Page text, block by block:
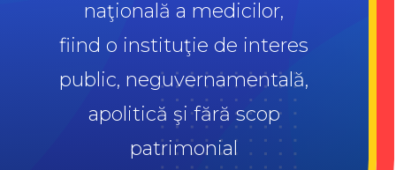
naţională a medicilor,
fiind o instituţie de interes
public, neguvernamentală,
apolitică şi fără scop
patrimonial